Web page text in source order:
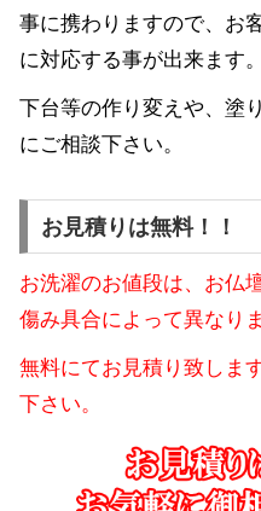
事に携わりますので、お
に対応する事が出来ます。
下台等の作り変えや、塗
にご相談下さい。
お見積りは無料！！
お洗濯のお値段は、お仏
傷み具合によって異なりま
無料にてお見積り致しま
下さい。